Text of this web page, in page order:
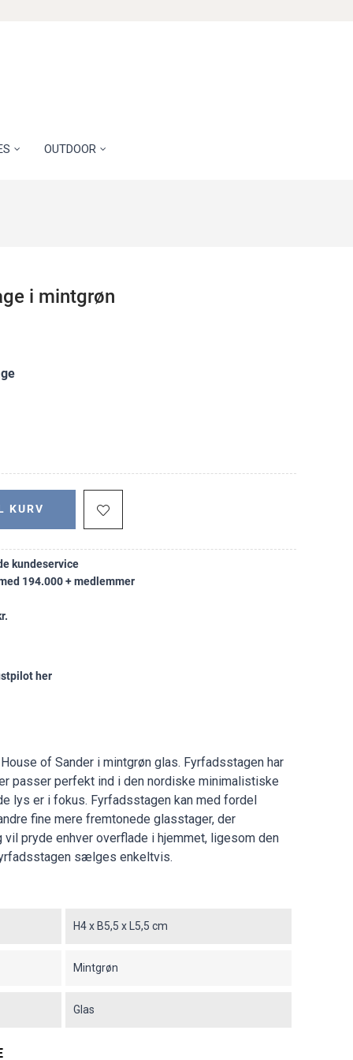
OUTDOOR
i mintgrøn
KURV
kundeservice
194.000 + medlemmer
her
of Sander i mintgrøn glas. Fyrfadsstagen har
passer perfekt ind i den nordiske minimalistiske
lys er i fokus. Fyrfadsstagen kan med fordel
fine mere fremtonede glasstager, der
vil pryde enhver overflade i hjemmet, ligesom den
sælges enkeltvis.
H4 x B5,5 x L5,5 cm
Mintgrøn
Glas